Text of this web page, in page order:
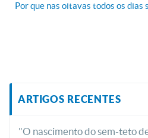
Por que nas oitavas todos os dias
ARTIGOS RECENTES
"O nascimento do sem-teto